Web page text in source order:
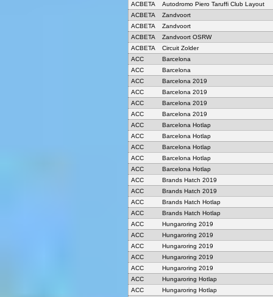
ACBETA
Autodromo Piero Taruffi Club Layout
ACBETA
Zandvoort
ACBETA
Zandvoort
ACBETA
Zandvoort OSRW
ACBETA
Circuit Zolder
ACC
Barcelona
ACC
Barcelona
ACC
Barcelona 2019
ACC
Barcelona 2019
ACC
Barcelona 2019
ACC
Barcelona 2019
ACC
Barcelona Hotlap
ACC
Barcelona Hotlap
ACC
Barcelona Hotlap
ACC
Barcelona Hotlap
ACC
Barcelona Hotlap
ACC
Brands Hatch 2019
ACC
Brands Hatch 2019
ACC
Brands Hatch Hotlap
ACC
Brands Hatch Hotlap
ACC
Hungaroring 2019
ACC
Hungaroring 2019
ACC
Hungaroring 2019
ACC
Hungaroring 2019
ACC
Hungaroring 2019
ACC
Hungaroring Hotlap
ACC
Hungaroring Hotlap